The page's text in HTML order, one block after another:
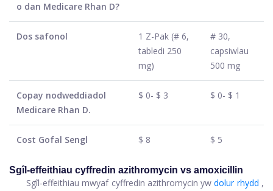
o dan Medicare Rhan D?
Dos safonol
1 Z-Pak (# 6,
tabledi 250
mg)
# 30,
capsiwlau
500 mg
Copay nodweddiadol
Medicare Rhan D.
$ 0- $ 3 $ 0- $ 1
Cost Gofal Sengl $ 8 $ 5
Sgîl-effeithiau cyffredin azithromycin vs amoxicillin
Sgîl-effeithiau mwyaf cyffredin azithromycin ywdolur rhydd ,